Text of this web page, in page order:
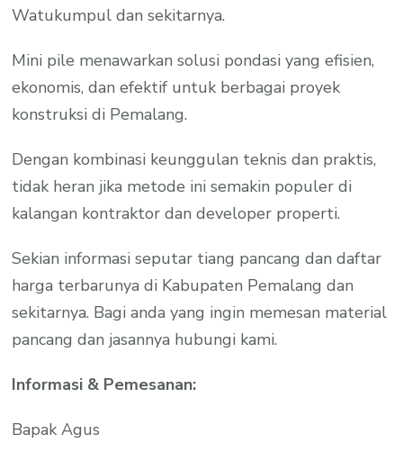
Watukumpul dan sekitarnya.
Mini pile menawarkan solusi pondasi yang efisien,
ekonomis, dan efektif untuk berbagai proyek
konstruksi di Pemalang.
Dengan kombinasi keunggulan teknis dan praktis,
tidak heran jika metode ini semakin populer di
kalangan kontraktor dan developer properti.
Sekian informasi seputar tiang pancang dan daftar
harga terbarunya di Kabupaten Pemalang dan
sekitarnya. Bagi anda yang ingin memesan material
pancang dan jasannya hubungi kami.
Informasi & Pemesanan:
Bapak Agus